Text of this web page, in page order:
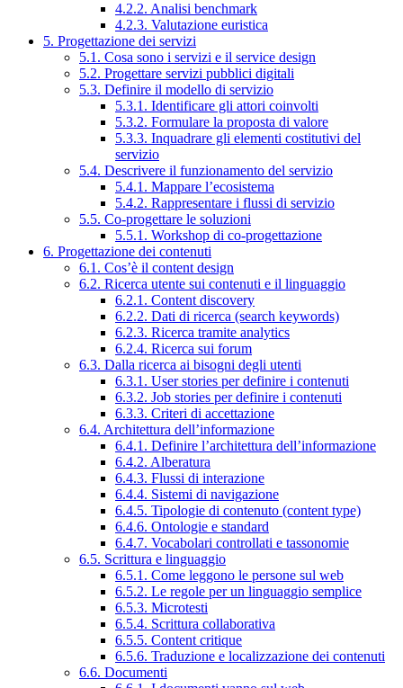
4.2.2. Analisi benchmark
4.2.3. Valutazione euristica
5. Progettazione dei servizi
5.1. Cosa sono i servizi e il service design
5.2. Progettare servizi pubblici digitali
5.3. Definire il modello di servizio
5.3.1. Identificare gli attori coinvolti
5.3.2. Formulare la proposta di valore
5.3.3. Inquadrare gli elementi costitutivi del
servizio
5.4. Descrivere il funzionamento del servizio
5.4.1. Mappare l’ecosistema
5.4.2. Rappresentare i flussi di servizio
5.5. Co-progettare le soluzioni
5.5.1. Workshop di co-progettazione
6. Progettazione dei contenuti
6.1. Cos’è il content design
6.2. Ricerca utente sui contenuti e il linguaggio
6.2.1. Content discovery
6.2.2. Dati di ricerca (search keywords)
6.2.3. Ricerca tramite analytics
6.2.4. Ricerca sui forum
6.3. Dalla ricerca ai bisogni degli utenti
6.3.1. User stories per definire i contenuti
6.3.2. Job stories per definire i contenuti
6.3.3. Criteri di accettazione
6.4. Architettura dell’informazione
6.4.1. Definire l’architettura dell’informazione
6.4.2. Alberatura
6.4.3. Flussi di interazione
6.4.4. Sistemi di navigazione
6.4.5. Tipologie di contenuto (content type)
6.4.6. Ontologie e standard
6.4.7. Vocabolari controllati e tassonomie
6.5. Scrittura e linguaggio
6.5.1. Come leggono le persone sul web
6.5.2. Le regole per un linguaggio semplice
6.5.3. Microtesti
6.5.4. Scrittura collaborativa
6.5.5. Content critique
6.5.6. Traduzione e localizzazione dei contenuti
6.6. Documenti